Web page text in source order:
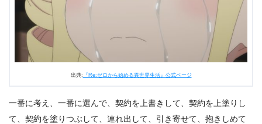
出典: 『Re:ゼロから始める異世界生活』公式ページ
一番に考え、一番に選んで、契約を上書きして、契約を上塗りし
て、契約を塗りつぶして、連れ出して、引き寄せて、抱きしめて